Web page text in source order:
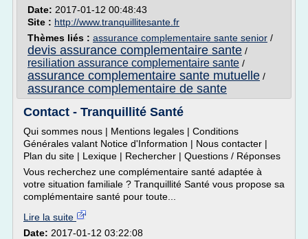
Date: 2017-01-12 00:48:43
Site : http://www.tranquillitesante.fr
Thèmes liés : assurance complementaire sante senior /
devis assurance complementaire sante /
resiliation assurance complementaire sante /
assurance complementaire sante mutuelle /
assurance complementaire de sante
Contact - Tranquillité Santé
Qui sommes nous | Mentions legales | Conditions
Générales valant Notice d'Information | Nous contacter |
Plan du site | Lexique | Rechercher | Questions / Réponses
Vous recherchez une complémentaire santé adaptée à
votre situation familiale ? Tranquillité Santé vous propose sa
complémentaire santé pour toute...
Lire la suite
Date: 2017-01-12 03:22:08